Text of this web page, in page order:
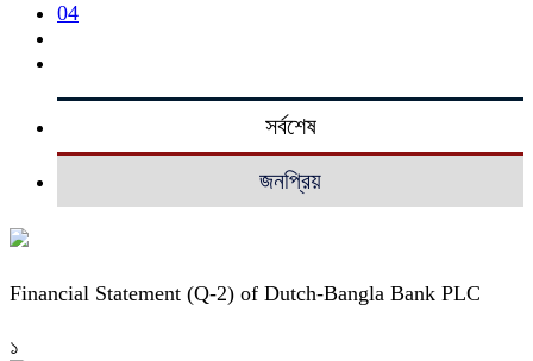
04
সর্বশেষ
জনপ্রিয়
Financial Statement (Q-2) of Dutch-Bangla Bank PLC
১